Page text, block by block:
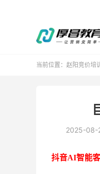
当前位置： 赵阳竞价培
2025-08-
抖音AI智能